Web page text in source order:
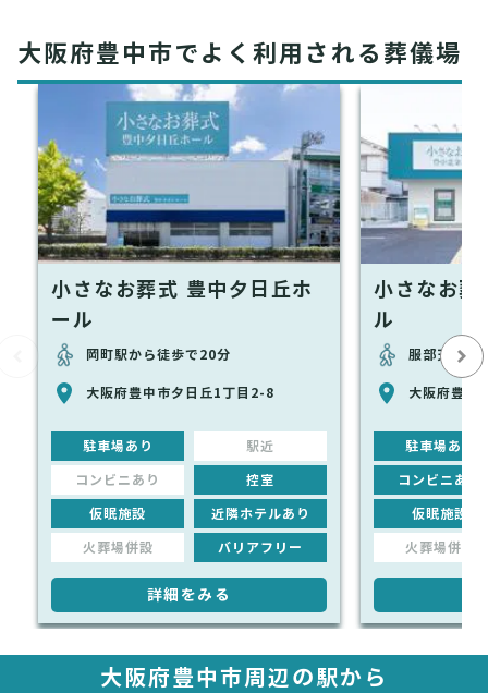
大阪府豊中市でよく利用される葬儀場
小さなお葬式 豊中夕日丘ホ
ール
岡町駅から徒歩で20分
大阪府豊中市夕日丘1丁目2-8
駐車場あり 駅近
コンビニあり 控室
仮眠施設 近隣ホテルあり
火葬場併設 バリアフリー
詳細をみる
小さなお葬
ル
服部天神駅
大阪府豊中
駐車場あり
コンビニあり
仮眠施設
火葬場併設
大阪府豊中市周辺の駅から